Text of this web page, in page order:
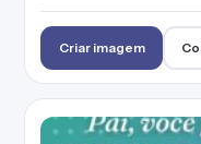
Criar imagem